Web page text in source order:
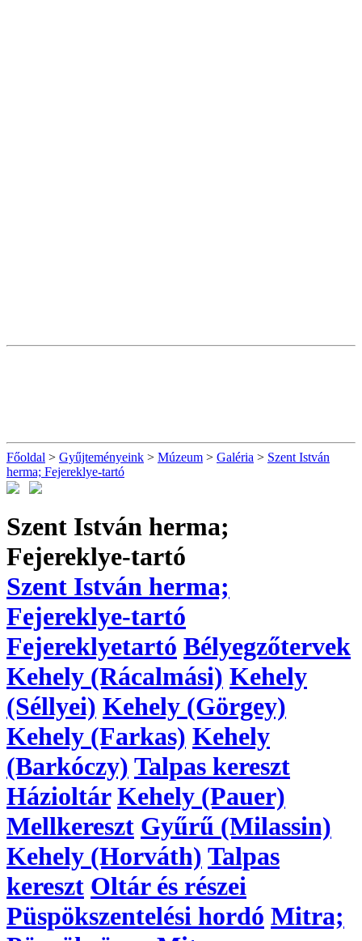
Főoldal > Gyűjteményeink > Múzeum > Galéria > Szent István
herma; Fejereklye-tartó
Szent István herma;
Fejereklye-tartó
Szent István herma;
Fejereklye-tartó
Fejereklyetartó Bélyegzőtervek
Kehely (Rácalmási) Kehely
(Séllyei) Kehely (Görgey)
Kehely (Farkas) Kehely
(Barkóczy) Talpas kereszt
Házioltár Kehely (Pauer)
Mellkereszt Gyűrű (Milassin)
Kehely (Horváth) Talpas
kereszt Oltár és részei
Püspökszentelési hordó Mitra;